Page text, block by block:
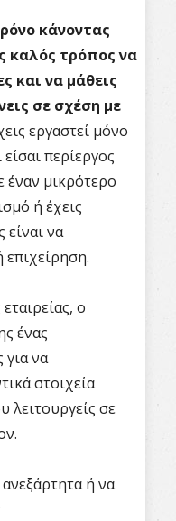
κάνοντας
καλός τρόπος να
και να μάθεις
σε σχέση με
εργαστεί μόνο
είσαι περίεργος
έναν μικρότερο
ή έχεις
είναι να
ο
ένας
για να
στοιχεία
λειτουργείς σε
ή να